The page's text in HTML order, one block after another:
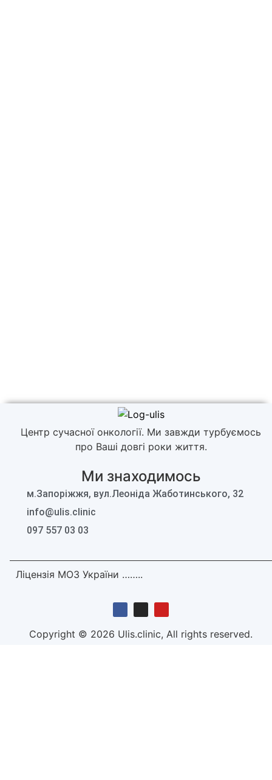
Центр сучасної онкології. Ми завжди турбуємось
про Ваші довгі роки життя.
Ми знаходимось
м.Запоріжжя, вул.Леоніда Жаботинського, 32
info@ulis.clinic
097 557 03 03
Ліцензія МОЗ України ……..
Copyright © 2026 Ulis.clinic, All rights reserved.